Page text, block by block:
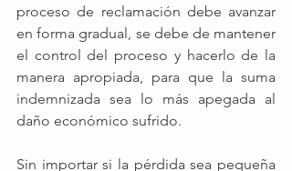
proceso de reclamación debe avanzar
en forma gradual, se debe de mantener
el control del proceso y hacerlo de la
manera apropiada, para que la suma
indemnizada sea lo más apegada al
daño económico sufrido.
Sin importar si la pérdida sea pequeña